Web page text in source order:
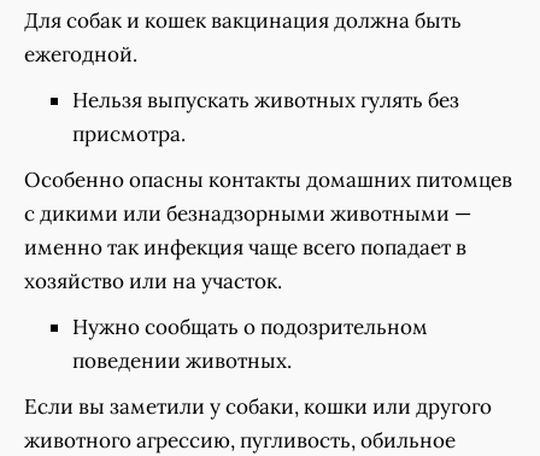
Для собак и кошек вакцинация должна быть
ежегодной.
Нельзя выпускать животных гулять без
присмотра.
Особенно опасны контакты домашних питомцев
с дикими или безнадзорными животными —
именно так инфекция чаще всего попадает в
хозяйство или на участок.
Нужно сообщать о подозрительном
поведении животных.
Если вы заметили у собаки, кошки или другого
животного агрессию, пугливость, обильное